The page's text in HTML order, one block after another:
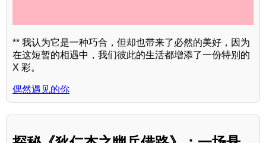
** 我认为它是一种巧合，但却也带来了必然的美好，因为
在这短暂的相遇中，我们彼此的生活都增添了一份特别的
X 彩。
偶然遇见的你